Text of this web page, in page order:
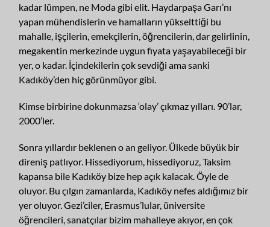
kadar lümpen, ne Moda gibi elit. Haydarpaşa Garı’nı
yapan mühendislerin ve hamalların yükselttiği bu
mahalle, işçilerin, emekçilerin, öğrencilerin, dar gelirlinin,
megakentin merkezinde uygun fiyata yaşayabileceği bir
yer, o kadar. İçindekilerin çok sevdiği ama sanki
Kadıköy’den hiç görünmüyor gibi.
Kimse birbirine dokunmazsa ‘olay’ çıkmaz yılları. 90’lar,
2000’ler.
Sonra yıllardır beklenen o an geliyor. Ülkede büyük bir
direniş patlıyor. Hissediyorum, hissediyoruz, Taksim
kapansa bile Kadıköy bize hep açık kalacak. Öyle de
oluyor. Bu çılgın zamanlarda, Kadıköy nefes aldığımız bir
yer oluyor. Gezi’ciler, Erasmus’lular, üniversite
öğrencileri, sanatçılar bizim mahalleye akıyor, en çok